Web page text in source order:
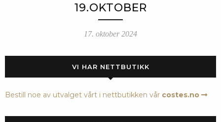
19.OKTOBER
17. oktober 2024
VI HAR NETTBUTIKK
Bestill noe av utvalget vårt i nettbutikken vår costes.no